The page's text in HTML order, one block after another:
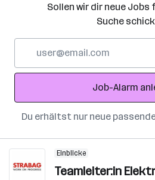
Sollen wir dir neue Jobs
Suche
Adresse
Job-Alarm
Du erhältst nur neue
Einblicke
Teamleiter:in